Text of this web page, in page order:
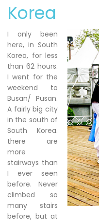
Korea
I only been
here, in South
Korea, for less
than 62 hours.
I went for the
weekend to
Busan/ Pusan.
A fairly big city
in the south of
South Korea.
there are
more
stairways than
I ever seen
before. Never
climbed so
many stairs
before, but at